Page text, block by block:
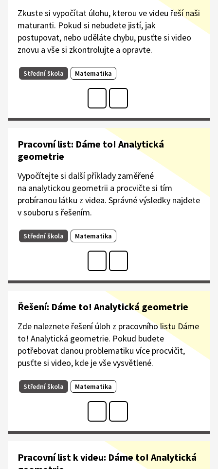
Zkuste si vypočítat úlohu, kterou ve videu řeší naši
maturanti. Pokud si nebudete jistí, jak
postupovat, nebo uděláte chybu, pusťte si video
znovu a vše si zkontrolujte a opravte.
Střední škola Matematika
Pracovní list: Dáme to! Analytická
geometrie
Vypočítejte si další příklady zaměřené
na analytickou geometrii a procvičte si tím
probíranou látku z videa. Správné výsledky najdete
v souboru s řešením.​
Střední škola Matematika
Řešení: Dáme to! Analytická geometrie
Zde naleznete řešení úloh z pracovního listu Dáme
to! Analytická geometrie. Pokud budete
potřebovat danou problematiku více procvičit,
pusťte si video, kde je vše vysvětlené.
Střední škola Matematika
Pracovní list k videu: Dáme to! Analytická